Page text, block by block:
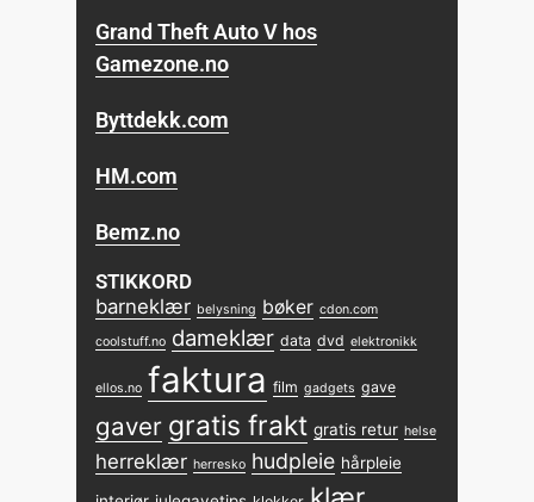
Grand Theft Auto V hos
Gamezone.no
Byttdekk.com
HM.com
Bemz.no
STIKKORD
barneklær belysning bøker cdon.com
coolstuff.no dameklær data dvd elektronikk
ellos.no faktura film gadgets gave
gaver gratis frakt gratis retur helse
herreklær herresko hudpleie hårpleie